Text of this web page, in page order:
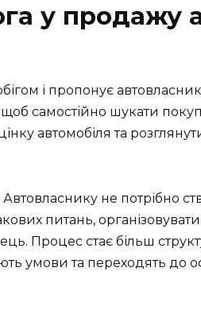
у продажу
і пропонує
самостійно шукати
автомобіля та
не потрібно
питань, організовувати
Процес стає більш
умови та переходять до